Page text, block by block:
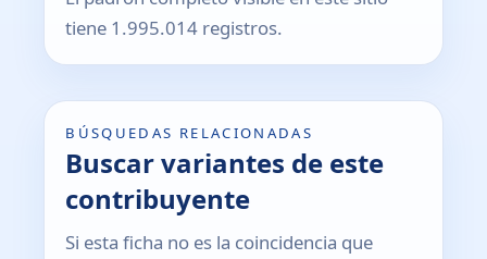
tiene 1.995.014 registros.
BÚSQUEDAS RELACIONADAS
Buscar variantes de este
contribuyente
Si esta ficha no es la coincidencia que